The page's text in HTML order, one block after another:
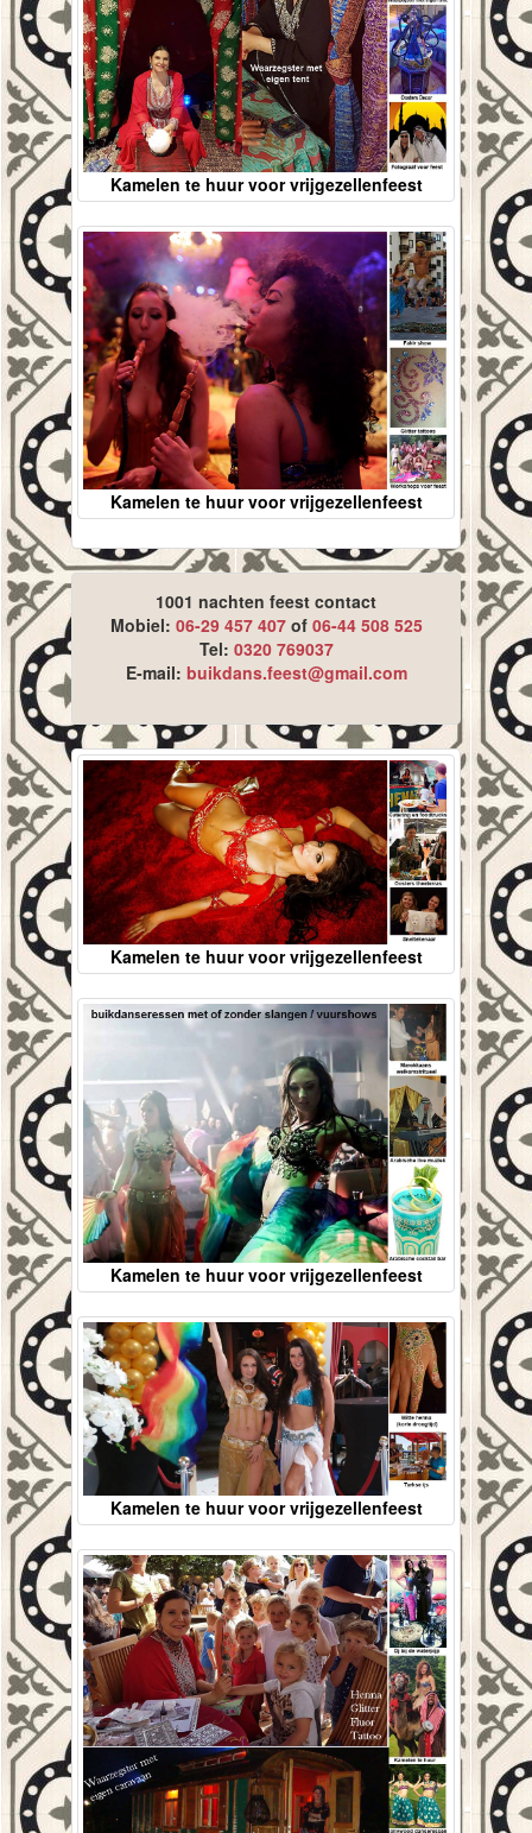
Kamelen te huur voor vrijgezellenfeest
Kamelen te huur voor vrijgezellenfeest
1001 nachten feest contact
Mobiel: 06-29 457 407of 06-44 508 525
Tel: 0320 769037
E-mail: buikdans.feest@gmail.com
Kamelen te huur voor vrijgezellenfeest
Kamelen te huur voor vrijgezellenfeest
Kamelen te huur voor vrijgezellenfeest